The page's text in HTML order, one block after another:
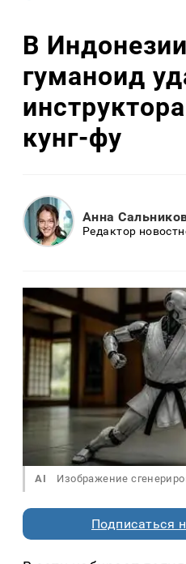
В
гуманоид
кунг-фу
Анна
Редактор
AI Изображение
Подписаться